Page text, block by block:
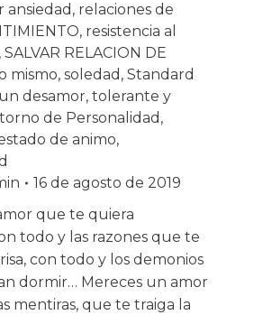
ansiedad , relaciones de
, resistencia al
, SALVAR RELACION DE
mismo, soledad , Standard
desamor, tolerante y
de Personalidad ,
de animo,
16 de agosto de 2019
que te quiera
todo y las razones que te
con todo y los demonios
dormir… Mereces un amor
mentiras, que te traiga la